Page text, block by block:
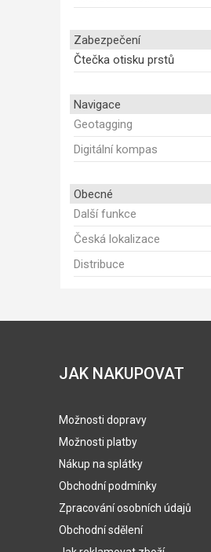
Zabezpečení
Čtečka otisku prstů
Navigace
Geotagging
Digitální kompas
Obecné
Další funkce
Česká lokalizace
Distribuce
JAK NAKUPOVAT
Možnosti dopravy
Možnosti platby
Nákup na splátky
Obchodní podmínky
Zpracování osobních údajů
Obchodní sdělení